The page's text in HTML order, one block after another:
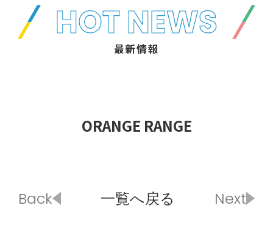
HOT NEWS
最新情報
ORANGE RANGE
Back 一覧へ戻る Next